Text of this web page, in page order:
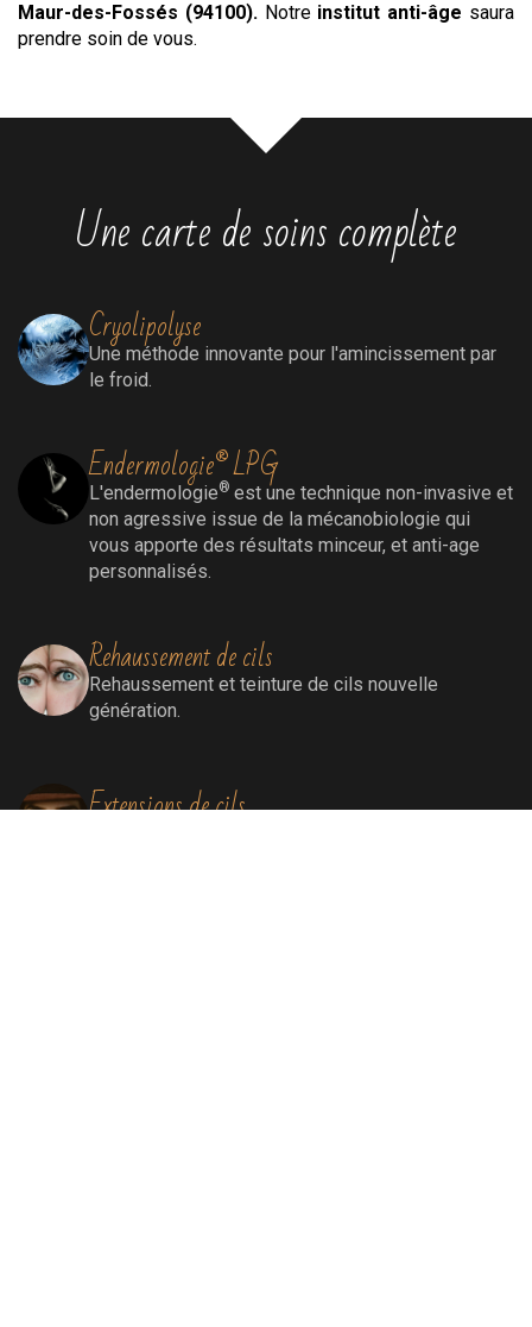
Maur-des-Fossés (94100).Notre institut anti-âge saura
prendre soin de vous.
Une carte de soins complète
Cryolipolyse
Une méthode innovante pour l'amincissement par
le froid.
Endermologie® LPG
L'endermologie® est une technique non-invasive et
non agressive issue de la mécanobiologie qui
vous apporte des résultats minceur, et anti-age
personnalisés.
Rehaussement de cils
Rehaussement et teinture de cils nouvelle
génération.
Extensions de cils